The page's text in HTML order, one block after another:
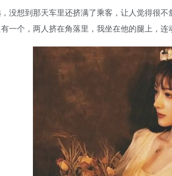
没想到那天车里还挤满了乘客，让人觉得很
一个，两人挤在角落里，我坐在他的腿上，连